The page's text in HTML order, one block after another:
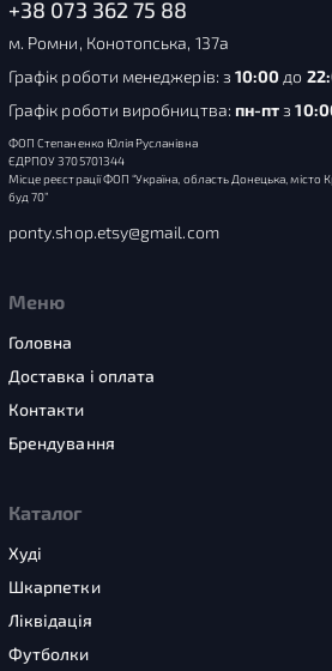
+38 073 362 75 88
м. Ромни, Конотопська, 137а
Графік роботи менеджерів: з 10:00 до
Графік роботи виробництва: пн-пт з
ФОП Степаненко Юлія Русланівна
ЄДРПОУ 3705701344
Місце реєстрації ФОП “Україна, область Донецька, місто
буд 70”
ponty.shop.etsy@gmail.com
Меню
Головна
Доставка і оплата
Контакти
Брендування
Каталог
Худі
Шкарпетки
Ліквідація
Футболки